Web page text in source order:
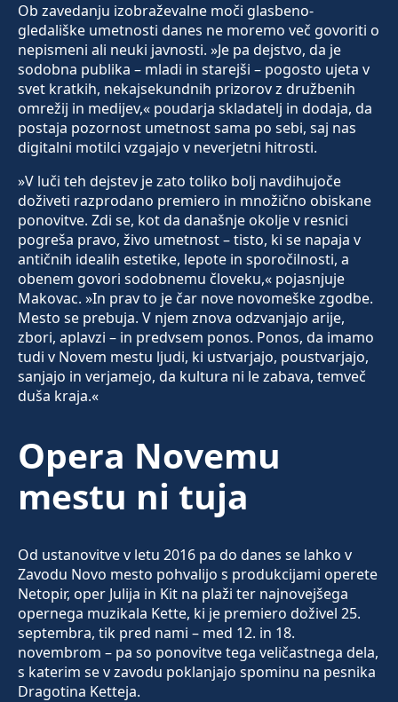
Ob zavedanju izobraževalne moči glasbeno-
gledališke umetnosti danes ne moremo več govoriti o
nepismeni ali neuki javnosti. »Je pa dejstvo, da je
sodobna publika – mladi in starejši – pogosto ujeta v
svet kratkih, nekajsekundnih prizorov z družbenih
omrežij in medijev,« poudarja skladatelj in dodaja, da
postaja pozornost umetnost sama po sebi, saj nas
digitalni motilci vzgajajo v neverjetni hitrosti.
»V luči teh dejstev je zato toliko bolj navdihujoče
doživeti razprodano premiero in množično obiskane
ponovitve. Zdi se, kot da današnje okolje v resnici
pogreša pravo, živo umetnost – tisto, ki se napaja v
antičnih idealih estetike, lepote in sporočilnosti, a
obenem govori sodobnemu človeku,« pojasnjuje
Makovac. »In prav to je čar nove novomeške zgodbe.
Mesto se prebuja. V njem znova odzvanjajo arije,
zbori, aplavzi – in predvsem ponos. Ponos, da imamo
tudi v Novem mestu ljudi, ki ustvarjajo, poustvarjajo,
sanjajo in verjamejo, da kultura ni le zabava, temveč
duša kraja.«
Opera Novemu
mestu ni tuja
Od ustanovitve v letu 2016 pa do danes se lahko v
Zavodu Novo mesto pohvalijo s produkcijami operete
Netopir, oper Julija in Kit na plaži ter najnovejšega
opernega muzikala Kette, ki je premiero doživel 25.
septembra, tik pred nami – med 12. in 18.
novembrom – pa so ponovitve tega veličastnega dela,
s katerim se v zavodu poklanjajo spominu na pesnika
Dragotina Ketteja.